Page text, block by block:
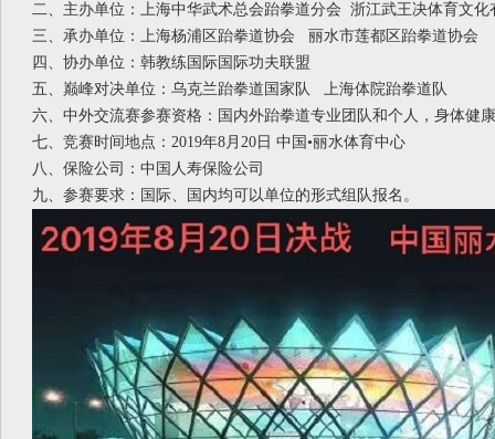
二、主办单位： 上海中华武术总会跆拳道分会 浙江武王决体育文化
三、承办单位： 上海杨浦区跆拳道协会
丽水市莲都区跆拳道协会
四、协办单位： 韩教练国际国际功夫联盟
五、巅峰对决单位： 乌克兰跆拳道国家队
上海体院跆拳道队
六、中外交流赛参赛资格： 国内外跆拳道专业团队和个人，身体健
七、竞赛时间地点： 2019年8月20日 中国•丽水体育中心
八、保险公司： 中国人寿保险公司
九、参赛要求： 国际、国内均可以单位的形式组队报名。